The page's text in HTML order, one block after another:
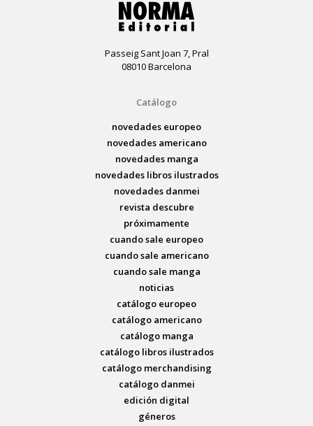
Passeig Sant Joan 7, Pral
08010 Barcelona
Catálogo
novedades europeo
novedades americano
novedades manga
novedades libros ilustrados
novedades danmei
revista descubre
próximamente
cuando sale europeo
cuando sale americano
cuando sale manga
noticias
catálogo europeo
catálogo americano
catálogo manga
catálogo libros ilustrados
catálogo merchandising
catálogo danmei
edición digital
géneros